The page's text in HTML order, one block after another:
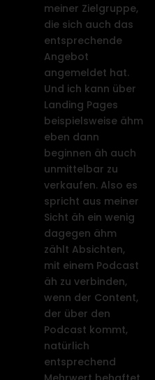
meiner Zielgruppe,
die sich auch das
entsprechende
Angebot
angemeldet hat.
Und ich kann über
Landing Pages
beispielsweise ähm
eben dann
beginnen äh auch
unmittelbar zu
verkaufen. Also es
spricht aus meiner
Sicht äh ein wenig
dagegen ähm
zählt Absichten,
mit einem Podcast
äh zu verbinden,
wenn der Content,
der über den
Podcast kommt,
natürlich
entsprechend